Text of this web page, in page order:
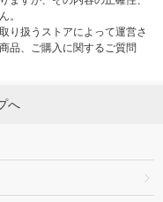
。
り扱うストアによって運営さ
品、ご購入に関するご質問
へ